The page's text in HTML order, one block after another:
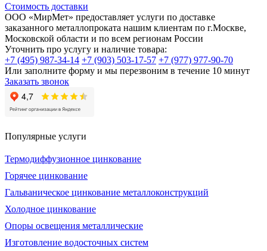
Стоимость доставки
ООО «МирМет» предоставляет услуги по доставке
заказанного металлопроката нашим клиентам по г.Москве,
Московской области и по всем регионам России
Уточнить про услугу и наличие товара:
+7 (495) 987-34-14 +7 (903) 503-17-57 +7 (977) 977-90-70
Или заполните форму и мы перезвоним в течение 10 минут
Заказать звонок
Популярные услуги
Термодиффузионное цинкование
Горячее цинкование
Гальваническое цинкование металлоконструкций
Холодное цинкование
Опоры освещения металлические
Изготовление водосточных систем